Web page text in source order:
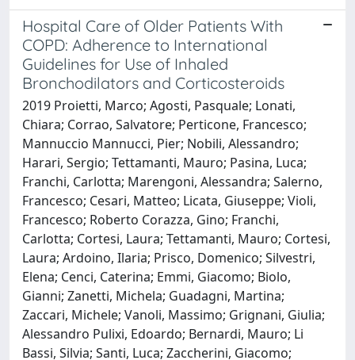
Hospital Care of Older Patients With
COPD: Adherence to International
Guidelines for Use of Inhaled
Bronchodilators and Corticosteroids
2019 Proietti, Marco; Agosti, Pasquale; Lonati,
Chiara; Corrao, Salvatore; Perticone, Francesco;
Mannuccio Mannucci, Pier; Nobili, Alessandro;
Harari, Sergio; Tettamanti, Mauro; Pasina, Luca;
Franchi, Carlotta; Marengoni, Alessandra; Salerno,
Francesco; Cesari, Matteo; Licata, Giuseppe; Violi,
Francesco; Roberto Corazza, Gino; Franchi,
Carlotta; Cortesi, Laura; Tettamanti, Mauro; Cortesi,
Laura; Ardoino, Ilaria; Prisco, Domenico; Silvestri,
Elena; Cenci, Caterina; Emmi, Giacomo; Biolo,
Gianni; Zanetti, Michela; Guadagni, Martina;
Zaccari, Michele; Vanoli, Massimo; Grignani, Giulia;
Alessandro Pulixi, Edoardo; Bernardi, Mauro; Li
Bassi, Silvia; Santi, Luca; Zaccherini, Giacomo;